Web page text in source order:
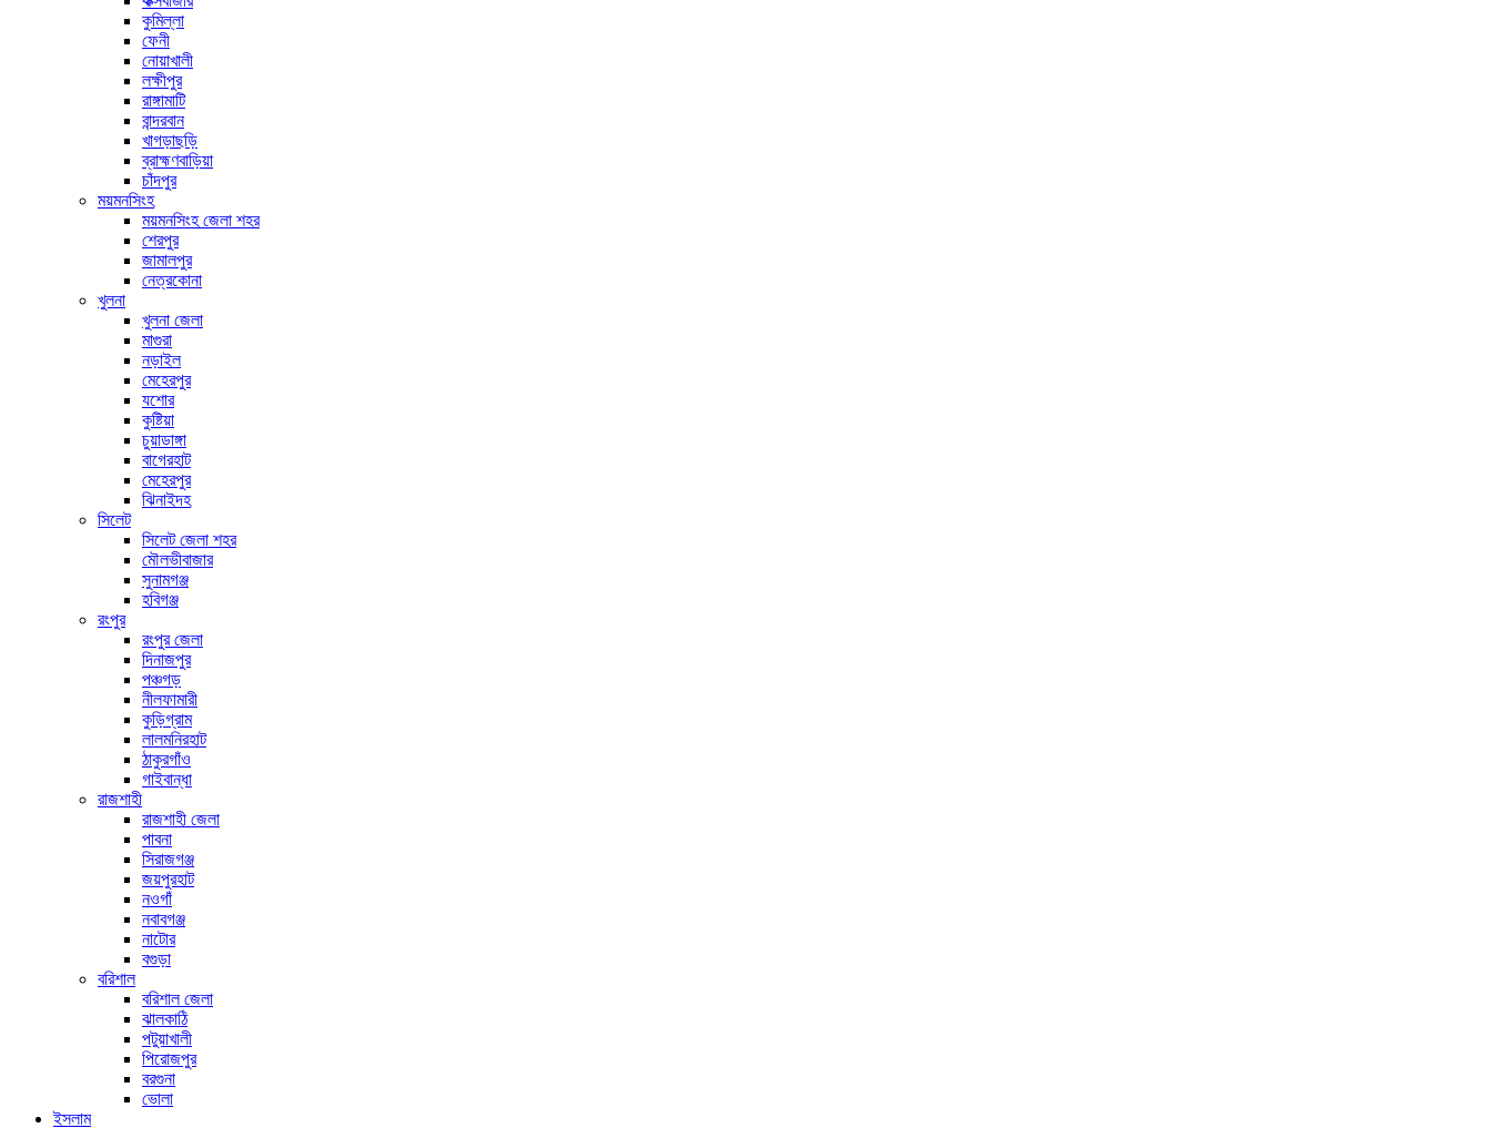
কুমিল্লা
ফেনী
নোয়াখালী
লক্ষীপুর
রাঙ্গামাটি
বান্দরবান
খাগড়াছড়ি
ব্রাহ্মণবাড়িয়া
চাঁদপুর
ময়মনসিংহ
ময়মনসিংহ জেলা শহর
শেরপুর
জামালপুর
নেত্রকোনা
খুলনা
খুলনা জেলা
মাগুরা
নড়াইল
মেহেরপুর
যশোর
কুষ্টিয়া
চুয়াডাঙ্গা
বাগেরহাট
মেহেরপুর
ঝিনাইদহ
সিলেট
সিলেট জেলা শহর
মৌলভীবাজার
সুনামগঞ্জ
হবিগঞ্জ
রংপুর
রংপুর জেলা
দিনাজপুর
পঞ্চগড়
নীলফামারী
কুড়িগ্রাম
লালমনিরহাট
ঠাকুরগাঁও
গাইবান্ধা
রাজশাহী
রাজশাহী জেলা
পাবনা
সিরাজগঞ্জ
জয়পুরহাট
নওগাঁ
নবাবগঞ্জ
নাটোর
বগুড়া
বরিশাল
বরিশাল জেলা
ঝালকাঠি
পটুয়াখালী
পিরোজপুর
বরগুনা
ভোলা
ইসলাম